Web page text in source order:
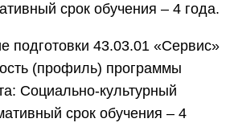
срок обучения – 4 года.
подготовки 43.03.01 «Сервис»
(профиль) программы
Социально-культурный
срок обучения – 4